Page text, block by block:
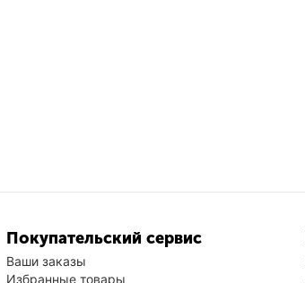
Покупательский сервис
Ваши заказы
Избранные товары